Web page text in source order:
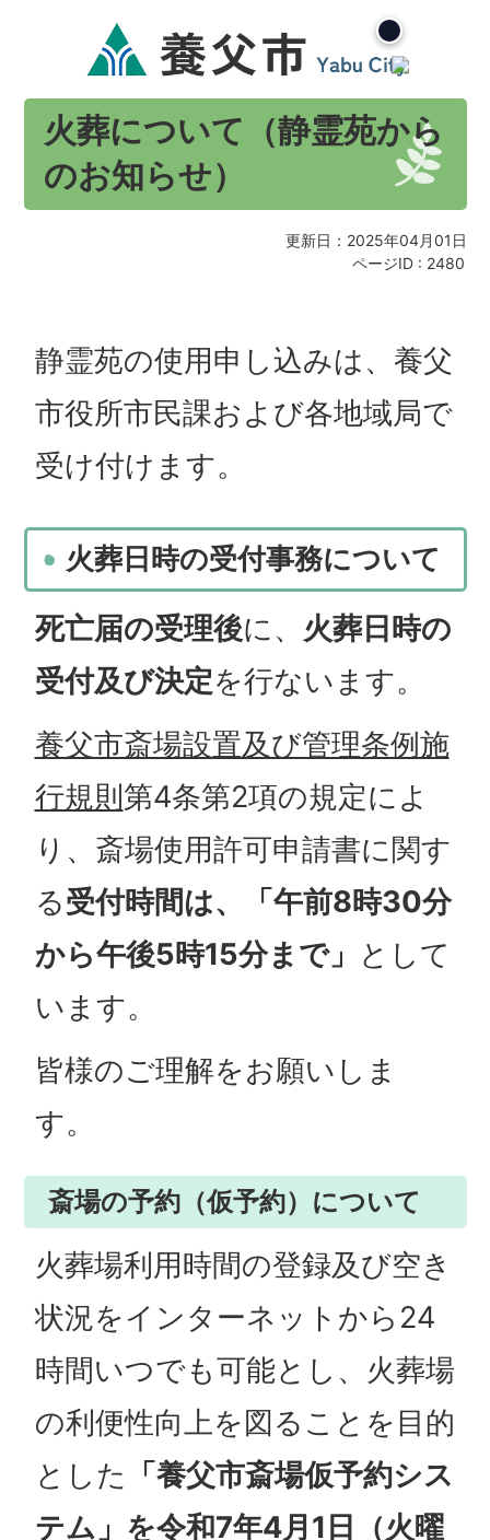
火葬について（静霊苑から
のお知らせ）
更新日：2025年04月01日
ページID : 2480
静霊苑の使用申し込みは、養父
市役所市民課および各地域局で
受け付けます。
火葬日時の受付事務について
死亡届の受理後に、 火葬日時の
受付及び決定を行ないます。
養父市斎場設置及び管理条例施
行規則第4条第2項の規定によ
り、斎場使用許可申請書に関す
る受付時間は、「午前8時30分
から午後5時15分まで」 として
います。
皆様のご理解をお願いしま
す。
斎場の予約（仮予約）について
火葬場利用時間の登録及び空き
状況をインターネットから24
時間いつでも可能とし、火葬場
の利便性向上を図ることを目的
とした
「養父市斎場仮予約シス
テム」を令和7年4月1日（火曜